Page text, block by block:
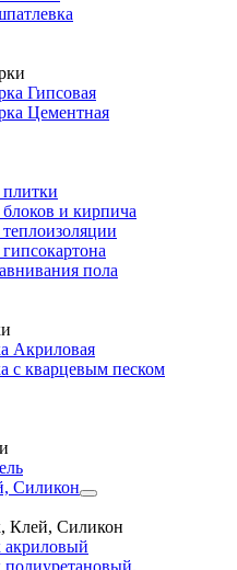
Гипсовая
Цементная
и кирпича
пола
Акриловая
с кварцевым песком
Силикон
Клей, Силикон
акриловый
полиуретановый,